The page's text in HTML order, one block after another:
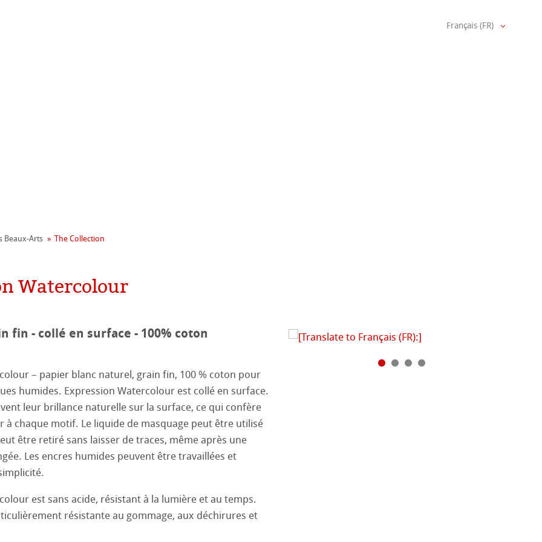
générations
Program
& QT Albums
en lin
Arts
Pastel
Français (FR)
Beaux-Arts The Collection
Watercolour
fin - collé en surface - 100% coton
– papier blanc naturel, grain fin, 100 % coton pour
humides. Expression Watercolour est collé en surface.
leur brillance naturelle sur la surface, ce qui confère
à chaque motif. Le liquide de masquage peut être utilisé
être retiré sans laisser de traces, même après une
Les encres humides peuvent être travaillées et
est sans acide, résistant à la lumière et au temps.
résistante au gommage, aux déchirures et